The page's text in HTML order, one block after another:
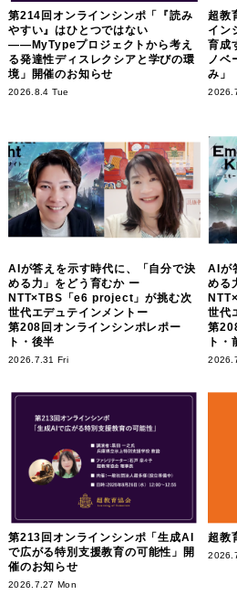
第214回オンラインシンポ「『読み
やすい』はひとつではない
――MyTypeプロジェクトから考え
る発達性ディスレクシアと学びの環
境」開催のお知らせ
2026.8.4 Tue
超教
イン
育成
ノベ
み」
AIが答えを示す時代に、「自分で決
める力」をどう育むか ー
NTT×TBS「e6 project」が挑む次
世代エデュテインメントー
第208回オンラインシンポレポー
ト・後半
2026.7.31 Fri
AIが
める
世代
第
ト・
第213回オンラインシンポ「生成AI
で広がる特別支援教育の可能性」開
催のお知らせ
2026.7.27 Mon
超教